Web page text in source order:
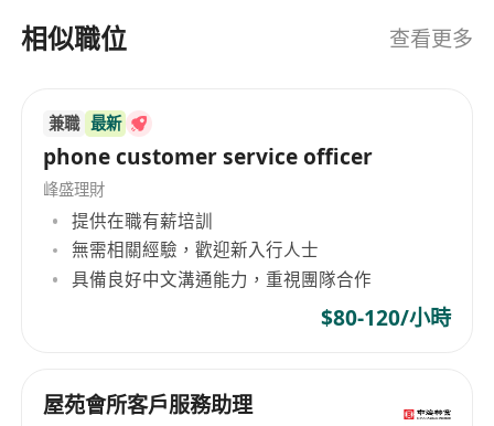
相似職位 查看更多
兼職 最新
phone customer service officer
峰盛理財
提供在職有薪培訓
無需相關經驗，歡迎新入行人士
具備良好中文溝通能力，重視團隊合作
$80-120/小時
屋苑會所客戶服務助理